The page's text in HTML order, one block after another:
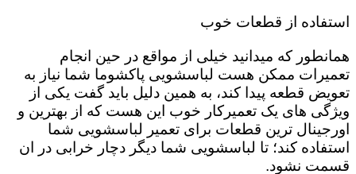
استفاده از قطعات خوب
همانطور که میدانید خیلی از مواقع در حین انجام
تعمیرات ممکن هست لباسشویی پاکشوما شما نیاز به
تعویض قطعه پیدا کند، به همین دلیل باید گفت یکی از
ویژگی های یک تعمیرکار خوب این هست که از بهترین و
اورجینال ترین قطعات برای تعمیر لباسشویی شما
استفاده کند؛ تا لباسشویی شما دیگر دچار خرابی در ان
قسمت نشود.